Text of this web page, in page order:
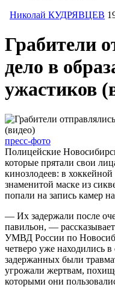
Николай КУДРЯВЦЕВ
Грабители
дело в
ужастиков
пресс-фото
Полицейские
которые прятали свои
кинозлодеев: в
знаменитой маске из
попали на запись камер
— Их задержали после
павильон, —
УМВД России по
четверо уже находились
задержанных были
угрожали жертвам,
которыми они